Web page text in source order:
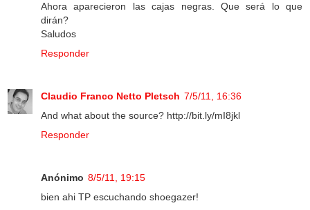
Ahora aparecieron las cajas negras. Que será lo que
dirán?
Saludos
Responder
Claudio Franco Netto Pletsch 7/5/11, 16:36
And what about the source? http://bit.ly/mI8jkl
Responder
Anónimo 8/5/11, 19:15
bien ahi TP escuchando shoegazer!